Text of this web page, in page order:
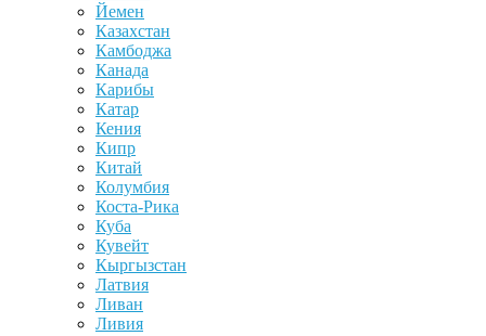
Йемен
Казахстан
Камбоджа
Канада
Карибы
Катар
Кения
Кипр
Китай
Колумбия
Коста-Рика
Куба
Кувейт
Кыргызстан
Латвия
Ливан
Ливия